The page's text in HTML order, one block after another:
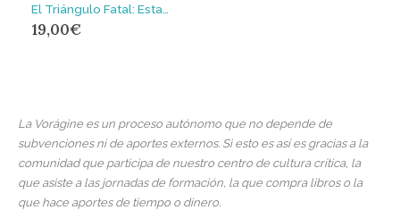
19,00€
La Vorágine es un proceso autónomo que no depende de
subvenciones ni de aportes externos. Si esto es así es gracias a la
comunidad que participa de nuestro centro de cultura crítica, la
que asiste a las jornadas de formación, la que compra libros o la
que hace aportes de tiempo o dinero.